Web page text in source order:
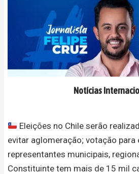
Notícias
Eleições no Chile serão
evitar aglomeração; votação para
representantes municipais,
Constituinte tem mais de 15 mil